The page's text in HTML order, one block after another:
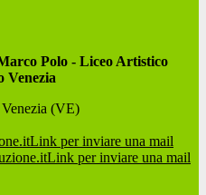
Polo - Liceo Artistico
Venezia
(VE)
Link per inviare una mail
Link per inviare una mail